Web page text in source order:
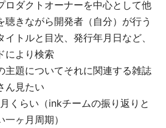
ロダクトオーナーを中心として他
聴きながら開発者（自分）が行う
トルと目次、発行年月日など、
により検索
主題についてそれに関連する雑誌
ん見たい
くらい（inkチームの振り返りと
ヶ月周期）